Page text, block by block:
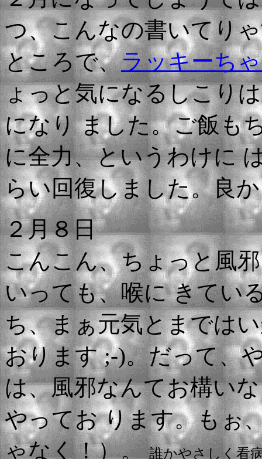
つ、こんなの書いてり
ところで、ラッキーち
ょっと気になるしこり
になり ました。ご飯も
に全力、というわけに
らい回復しました。良
２月８日
こんこん、ちょっと風
いっても、喉に きてい
ち、まぁ元気とまでは
おります ;-)。だって、
は、風邪なんてお構い
やってお ります。もぉ
ゃなく！）。誰かやさしく看